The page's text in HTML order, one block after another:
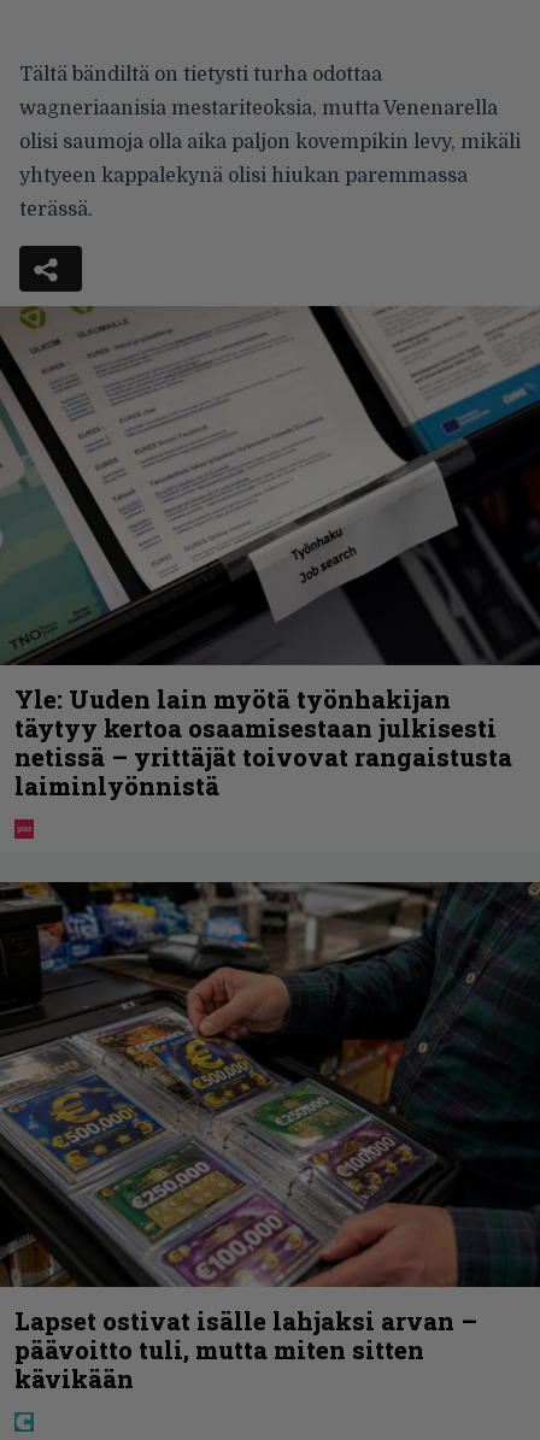
Tältä bändiltä on tietysti turha odottaa
wagneriaanisia mestariteoksia, mutta Venenarella
olisi saumoja olla aika paljon kovempikin levy, mikäli
yhtyeen kappalekynä olisi hiukan paremmassa
terässä.
Yle: Uuden lain myötä työnhakijan
täytyy kertoa osaamisestaan julkisesti
netissä – yrittäjät toivovat rangaistusta
laiminlyönnistä
Lapset ostivat isälle lahjaksi arvan –
päävoitto tuli, mutta miten sitten
kävikään